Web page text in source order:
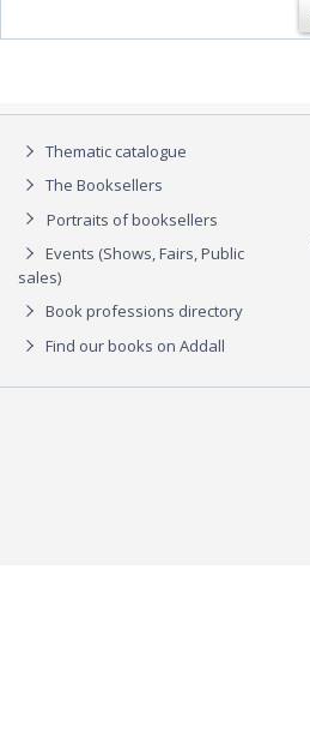
Thematic catalogue
The Booksellers
Portraits of booksellers
Events (Shows, Fairs, Public
sales)
Book professions directory
Find our books on Addall